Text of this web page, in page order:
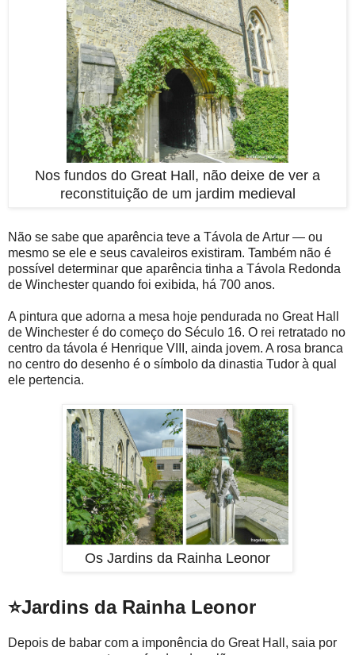
Nos fundos do Great Hall, não deixe de ver a
reconstituição de um jardim medieval
Não se sabe que aparência teve a Távola de Artur — ou
mesmo se ele e seus cavaleiros existiram. Também não é
possível determinar que aparência tinha a Távola Redonda
de Winchester quando foi exibida, há 700 anos.
A pintura que adorna a mesa hoje pendurada no Great Hall
de Winchester é do começo do Século 16. O rei retratado no
centro da távola é Henrique VIII, ainda jovem. A rosa branca
no centro do desenho é o símbolo da dinastia Tudor à qual
ele pertencia.
Os Jardins da Rainha Leonor
⭐Jardins da Rainha Leonor
Depois de babar com a imponência do Great Hall, saia por